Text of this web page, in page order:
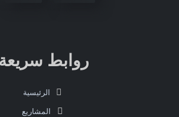
روابط سريعة
الرئيسية
المشاريع